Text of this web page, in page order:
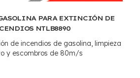
PARA EXTINCIÓN DE
NTLB8890
de incendios de gasolina, limpieza
y escombros de 80m/s